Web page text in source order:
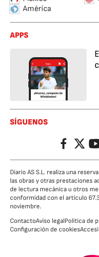
América
APPS
SÍGUENOS
FacebookTwitter
Diario AS S.L. realiza una
las obras y otras prestaciones
de lectura mecánica u otros
conformidad con el artículo
noviembre.
ContactoAviso legalPolítica de
Configuración de cookies